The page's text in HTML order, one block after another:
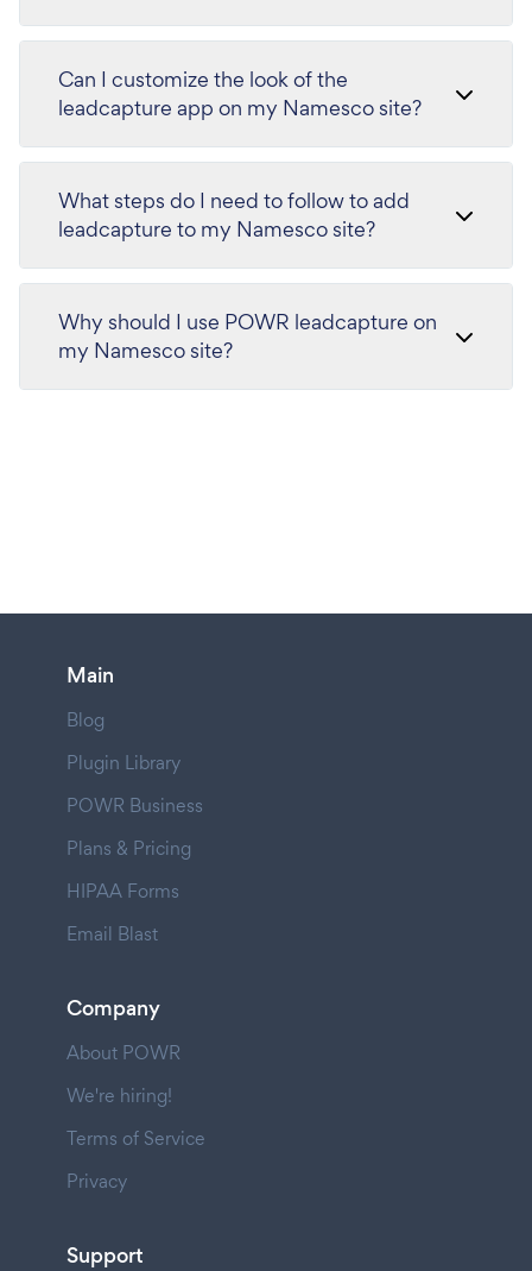
Can I customize the look of the
leadcapture app on my Namesco site?
What steps do I need to follow to add
leadcapture to my Namesco site?
Why should I use POWR leadcapture on
my Namesco site?
Main
Blog
Plugin Library
POWR Business
Plans & Pricing
HIPAA Forms
Email Blast
Company
About POWR
We're hiring!
Terms of Service
Privacy
Support